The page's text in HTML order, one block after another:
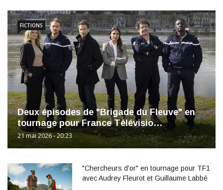
Deux épisodes de "Brigade du Fleuve" en
tournage pour France Télévisio…
21 mai 2026 - 20:23
FICTIONS
"Chercheurs d'or" en tournage pour TF1
avec Audrey Fleurot et Guillaume Labbé